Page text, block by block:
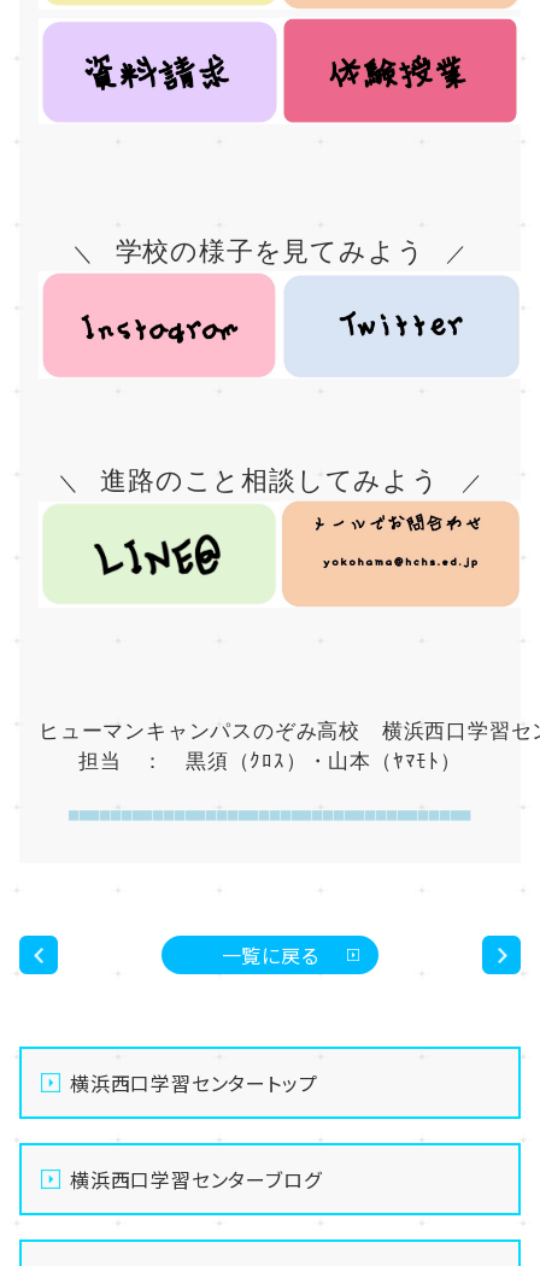
＼ 学校の様子を見てみよう ／
＼ 進路のこと相談してみよう ／
ヒューマンキャンパスのぞみ高校　横浜西口学習セ
担当　：　黒須（ｸﾛｽ）・山本（ﾔﾏﾓﾄ）
■■■■■■■■■■■■■■■■■■■■■■■■■■■■■■■■■■■■■■
一覧に戻る
横浜西口学習センタートップ
横浜西口学習センターブログ